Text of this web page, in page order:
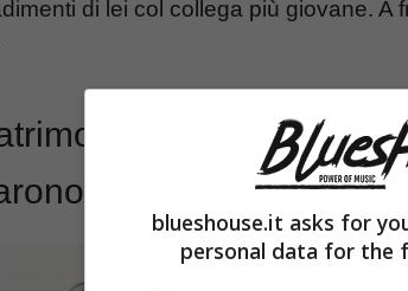
di lei col collega più giovane. A
finito a causa di
realmente le cose
blueshouse.it asks for
personal data for the